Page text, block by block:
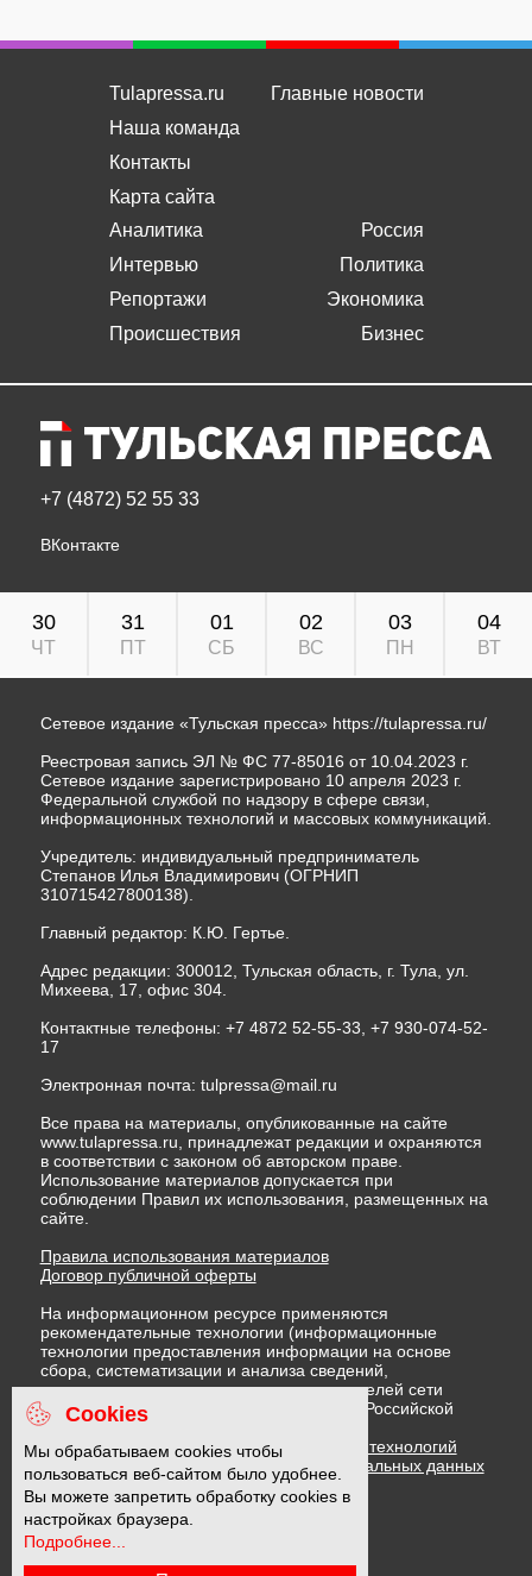
Tulapressa.ru
Наша команда
Контакты
Карта сайта
Главные новости
Аналитика
Интервью
Репортажи
Происшествия
Россия
Политика
Экономика
Бизнес
+7 (4872) 52 55 33
ВКонтакте
30
ЧТ
31
ПТ
01
СБ
02
ВС
03
ПН
04
ВТ
Сетевое издание «Тульская пресса» https://tulapressa.ru/
Реестровая запись ЭЛ № ФС 77-85016 от 10.04.2023 г.
Сетевое издание зарегистрировано 10 апреля 2023 г.
Федеральной службой по надзору в сфере связи,
информационных технологий и массовых коммуникаций.
Учредитель: индивидуальный предприниматель
Степанов Илья Владимирович (ОГРНИП
310715427800138).
Главный редактор: К.Ю. Гертье.
Адрес редакции: 300012, Тульская область, г. Тула, ул.
Михеева, 17, офис 304.
Контактные телефоны: +7 4872 52-55-33, +7 930-074-52-
17
Электронная почта: tulpressa@mail.ru
Все права на материалы, опубликованные на сайте
www.tulapressa.ru, принадлежат редакции и охраняются
в соответствии с законом об авторском праве.
Использование материалов допускается при
соблюдении Правил их использования, размещенных на
сайте.
Правила использования материалов
Договор публичной оферты
На информационном ресурсе применяются
рекомендательные технологии (информационные
технологии предоставления информации на основе
сбора, систематизации и анализа сведений,
относящихся к предпочтениям пользователей сети
"Интернет", находящихся на территории Российской
Федерации)
Правила применения рекомендательных технологий
Политика в отношении обработки персональных данных
Политика обработки файлов cookie
16 +
Cookies
Мы обрабатываем cookies чтобы
пользоваться веб-сайтом было удобнее.
Вы можете запретить обработку cookies в
настройках браузера.
Подробнее...